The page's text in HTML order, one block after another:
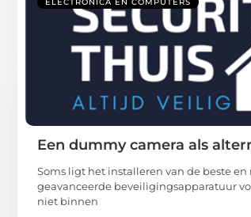
Een dummy camera als
Soms ligt het installeren van de beste en
geavanceerde beveiligingsapparatuur
niet binnen